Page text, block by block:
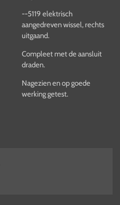
--5119 elektrisch
aangedreven wissel, rechts
uitgaand.
Compleet met de aansluit
draden.
Nagezien en op goede
werking getest.